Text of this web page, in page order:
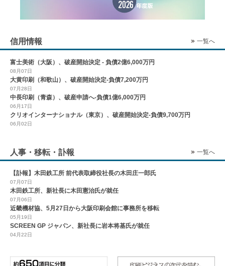
信用情報 一覧へ
富士美術（大阪）、破産開始決定 - 負債2億6,000万円
08月07日
大黄印刷（和歌山）、破産開始決定-負債7,200万円
07月28日
中長印刷（青森）、破産申請へ-負債1億6,000万円
06月17日
クリオインターナショナル（東京）、破産開始決定-負債9,700万円
06月02日
人事・移転・訃報 一覧へ
【訃報】木田鉄工所 前代表取締役社長の木田庄一郎氏
07月07日
木田鉄工所、新社長に木田憲治氏が就任
07月06日
近畿機材協、5月27日から大阪印刷会館に事務所を移転
05月19日
SCREEN GP ジャパン、新社長に岩本将基氏が就任
04月22日